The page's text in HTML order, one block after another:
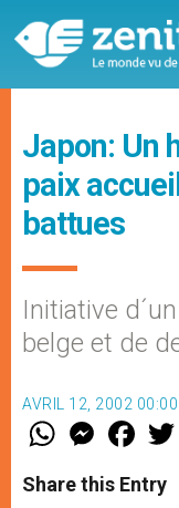
Japon: Un
paix
battues
Initiative
belge et de
AVRIL 12, 2002 00:00
W
t
s
M
e
s
e
F
a
e
b
Share this Entry